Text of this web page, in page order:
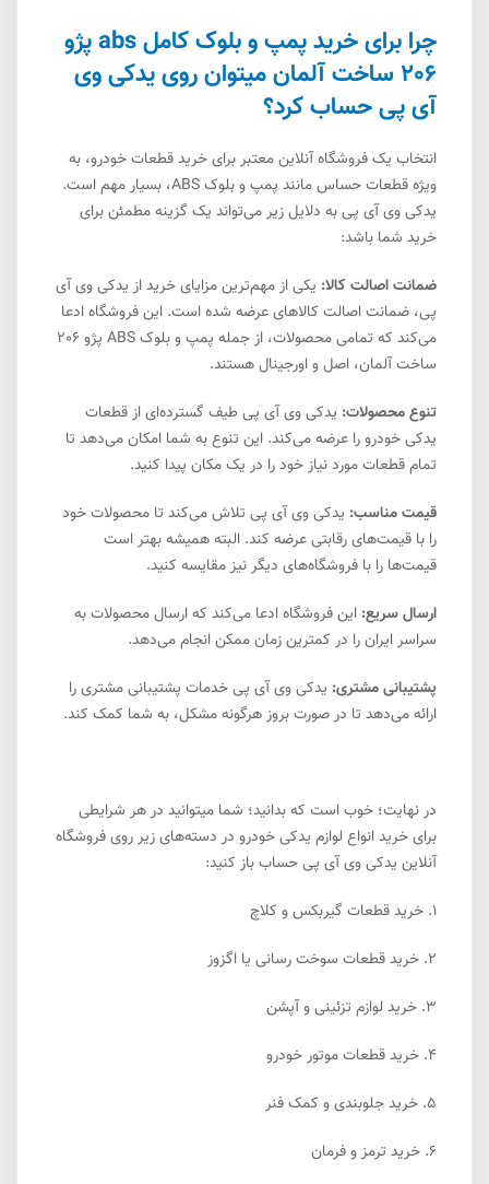
چرا برای خرید پمپ و بلوک کامل abs پژو
206 ساخت آلمان میتوان روی یدکی وی
آی پی حساب کرد؟
انتخاب یک فروشگاه آنلاین معتبر برای خرید قطعات خودرو، به
ویژه قطعات حساس مانند پمپ و بلوک ABS، بسیار مهم است.
یدکی وی آی پی به دلایل زیر می‌تواند یک گزینه مطمئن برای
خرید شما باشد:
ضمانت اصالت کالا: یکی از مهم‌ترین مزایای خرید از یدکی وی آی
پی، ضمانت اصالت کالاهای عرضه شده است. این فروشگاه ادعا
می‌کند که تمامی محصولات، از جمله پمپ و بلوک ABS پژو 206
ساخت آلمان، اصل و اورجینال هستند.
تنوع محصولات: یدکی وی آی پی طیف گسترده‌ای از قطعات
یدکی خودرو را عرضه می‌کند. این تنوع به شما امکان می‌دهد تا
تمام قطعات مورد نیاز خود را در یک مکان پیدا کنید.
قیمت مناسب: یدکی وی آی پی تلاش می‌کند تا محصولات خود
را با قیمت‌های رقابتی عرضه کند. البته همیشه بهتر است
قیمت‌ها را با فروشگاه‌های دیگر نیز مقایسه کنید.
ارسال سریع: این فروشگاه ادعا می‌کند که ارسال محصولات به
سراسر ایران را در کمترین زمان ممکن انجام می‌دهد.
پشتیبانی مشتری: یدکی وی آی پی خدمات پشتیبانی مشتری را
ارائه می‌دهد تا در صورت بروز هرگونه مشکل، به شما کمک کند.
در نهایت؛ خوب است که بدانید؛ شما میتوانید در هر شرایطی
برای خرید انواع لوازم یدکی خودرو در دسته‌های زیر روی فروشگاه
آنلاین یدکی وی آی پی حساب باز کنید:
1. خرید قطعات گیربکس و کلاچ
2. خرید قطعات سوخت رسانی یا اگزوز
3. خرید لوازم تزئینی و آپشن
4. خرید قطعات موتور خودرو
5. خرید جلوبندی و کمک فنر
6. خرید ترمز و فرمان